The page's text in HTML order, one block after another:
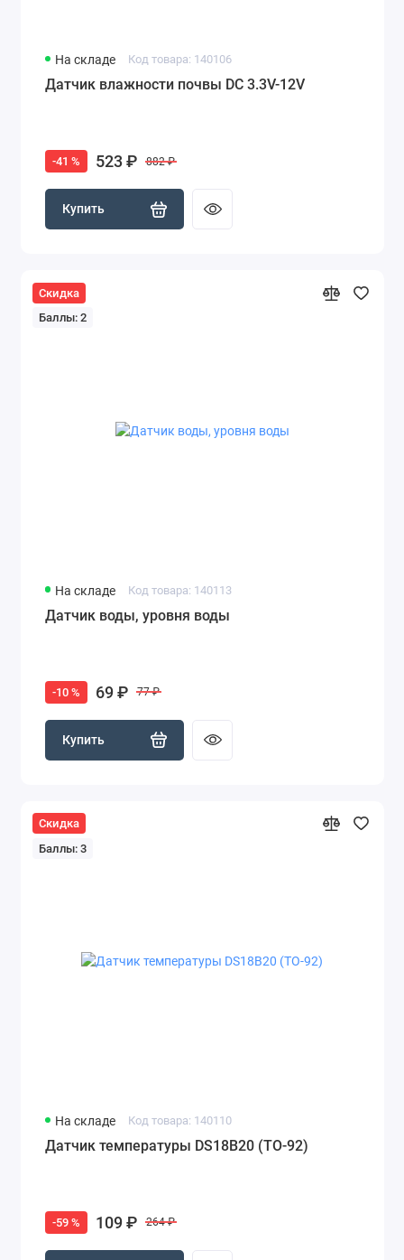
На складе Код товара: 140106
Датчик влажности почвы DC 3.3V-12V
-41 % 523 ₽ 882 ₽
Купить
Скидка
Баллы: 2
На складе Код товара: 140113
Датчик воды, уровня воды
-10 % 69 ₽ 77 ₽
Купить
Скидка
Баллы: 3
На складе Код товара: 140110
Датчик температуры DS18B20 (TO-92)
-59 % 109 ₽ 264 ₽